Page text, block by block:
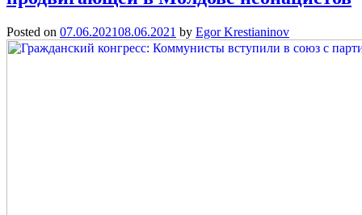
Posted on 07.06.202108.06.2021 by Egor Krestianinov